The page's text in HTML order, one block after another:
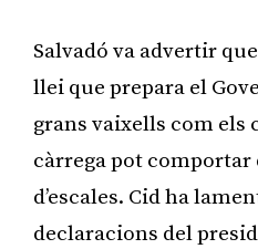
Salvadó va advertir
llei que prepara el
grans vaixells com els
càrrega pot
d’escales. Cid ha
declaracions del